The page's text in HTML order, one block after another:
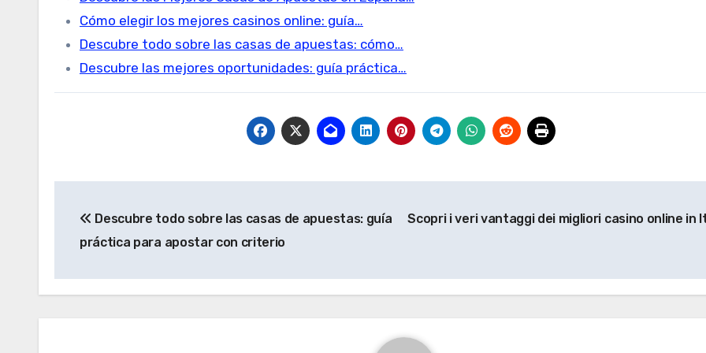
Cómo elegir los mejores casinos online: guía…
Descubre todo sobre las casas de apuestas: cómo…
Descubre las mejores oportunidades: guía práctica…
navigation
Descubre todo sobre las casas de apuestas: guía
práctica para apostar con criterio
Scopri i veri vantaggi dei migliori casino online in